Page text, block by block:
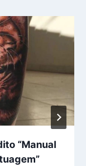
“Manual